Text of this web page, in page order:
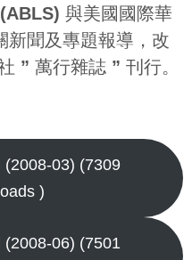
與美國國際華
新聞及專題報導，改
” 萬行雜誌 ” 刊行。
(2008-03) (7309
)
(2008-06) (7501